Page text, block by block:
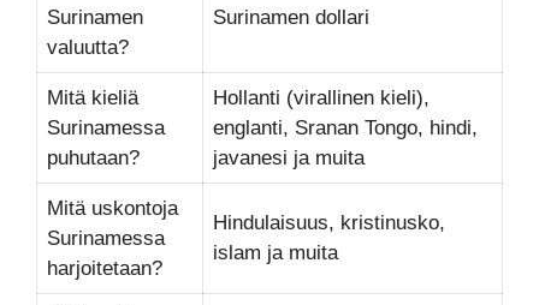
Surinamen
valuutta?
Surinamen dollari
Mitä kieliä
Surinamessa
puhutaan?
Hollanti (virallinen kieli),
englanti, Sranan Tongo, hindi,
javanesi ja muita
Mitä uskontoja
Surinamessa
harjoitetaan?
Hindulaisuus, kristinusko,
islam ja muita